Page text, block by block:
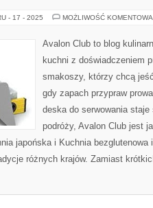
- 17 - 2025 MOŻLIWOŚĆ
Avalon Club to blog
kuchni z doświadczeniem
smakoszy, którzy chcą
gdy zapach przypraw
deska do serwowania
podróży, Avalon Club jest
japońska i Kuchnia bezglutenowa
różnych krajów. Zamiast